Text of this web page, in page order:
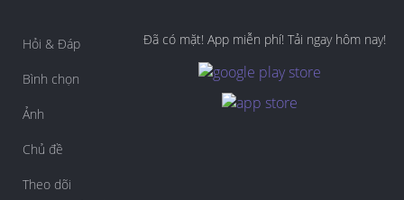
Hỏi & Đáp
Bình chọn
Ảnh
Chủ đề
Theo dõi
Đã có mặt! App miễn phí! Tải ngay hôm nay!